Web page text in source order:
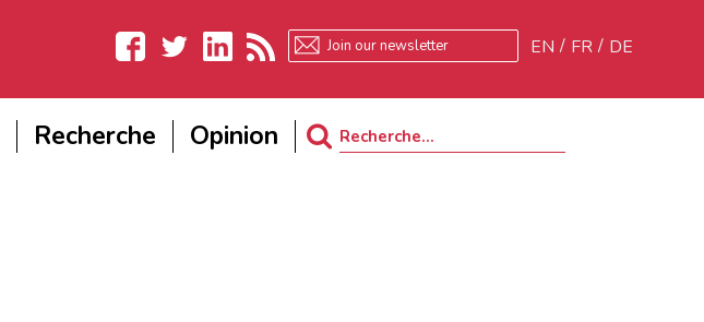
Twitter
EN FR DE
Recherche Opinion
Search